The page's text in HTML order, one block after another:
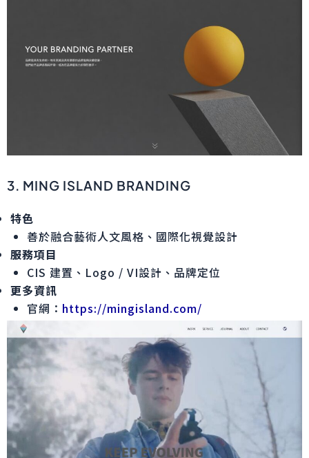
3. MING ISLAND BRANDING
特色
善於融合藝術人文風格、國際化視覺設計
服務項目
CIS 建置、Logo / VI設計、品牌定位
更多資訊
官網： https://mingisland.com/